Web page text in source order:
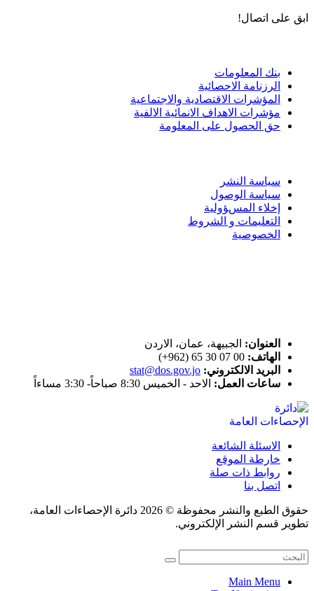
ابق على اتصال!
بنك المعلومات
الرزنامة الاحصائية
المؤشرات الاقتصادية والاجتماعية
مؤشرات الاهداف الانمائية الالفية
حق الحصول على المعلومة
سياسة النشر
سياسة الوصول
إخلاء المسؤولية
التعليمات و الشروط
الخصوصية
العنوان: الجبيهة، عمان، الاردن
الهاتف: 00 07 30 65 (962+)
البريد الالكتروني: stat@dos.gov.jo
ساعات العمل: الاحد - الخميس 8:30 صباحاً- 3:30 مساءاً
الاسئلة الشائعة
خارطة الموقع
روابط ذات صلة
اتصل بنا
حقوق الطبع والنشر محفوظة © 2026 دائرة الإحصاءات العامة،
تطوير قسم النشر الإلكتروني.
Main Menu